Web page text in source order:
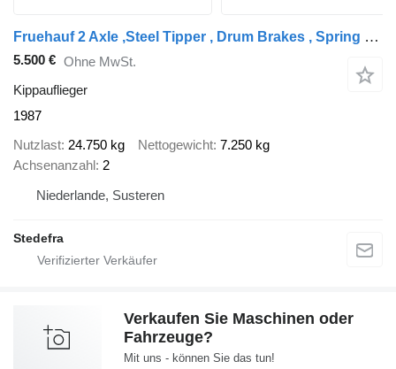
Fruehauf 2 Axle ,Steel Tipper , Drum Brakes , Spring suspension
5.500 € Ohne MwSt.
Kippauflieger
1987
Nutzlast 24.750 kg Nettogewicht 7.250 kg
Achsenanzahl 2
Niederlande, Susteren
Stedefra
Verkaufen Sie Maschinen oder
Fahrzeuge?
Mit uns - können Sie das tun!